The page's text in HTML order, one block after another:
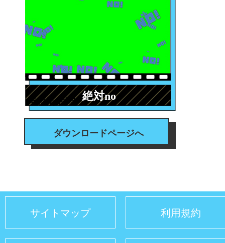
#感情表現 絶対no
ダウンロードページへ
サイトマップ 利用規約